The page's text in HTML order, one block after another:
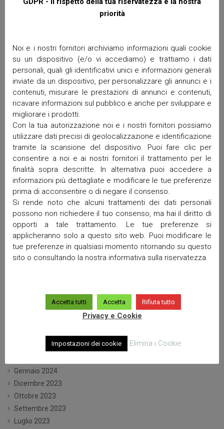
SACRO CUORE
Archivi
Giugno 2026
Aprile 2026
Marzo 2026
Febbraio 2026
Gennaio 2026
Dicembre 2025
Novembre 2025
Ottobre 2025
Settembre 2025
Aprile 2025
Marzo 2025
Febbraio 2025
Gennaio 2025
Settembre 2024
Luglio 2024
Gennaio 2024
Dicembre 2023
Ottobre 2023
Settembre 2023
Luglio 2023
priorità
Noi e i nostri fornitori archiviamo informazioni quali cookie
su un dispositivo (e/o vi accediamo) e trattiamo i dati
personali, quali gli identificativi unici e informazioni generali
inviate da un dispositivo, per personalizzare gli annunci e i
contenuti, misurare le prestazioni di annunci e contenuti,
ricavare informazioni sul pubblico e anche per sviluppare e
migliorare i prodotti.
Con la tua autorizzazione noi e i nostri fornitori possiamo
utilizzare dati precisi di geolocalizzazione e identificazione
tramite la scansione del dispositivo. Puoi fare clic per
consentire a noi e ai nostri fornitori il trattamento per le
finalità sopra descritte. In alternativa puoi accedere a
informazioni più dettagliate e modificare le tue preferenze
prima di acconsentire o di negare il consenso.
Si rende noto che alcuni trattamenti dei dati personali
possono non richiedere il tuo consenso, ma hai il diritto di
opporti a tale trattamento. Le tue preferenze si
applicheranno solo a questo sito web. Puoi modificare le
tue preferenze in qualsiasi momento ritornando su questo
sito o consultando la nostra informativa sulla riservatezza.
Accetta tutti Accetta Rifiuta tutto
Privacy e Cookie
Impostazioni dei cookie Elimina i Cookie